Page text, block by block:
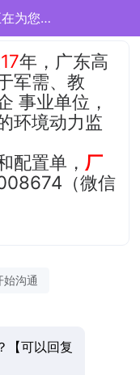
林工18903008674正在为您服务
17年，广东高
军需、教
事业单位，
环境动力监
配置单， 厂
（微信
沟通
【可以回复